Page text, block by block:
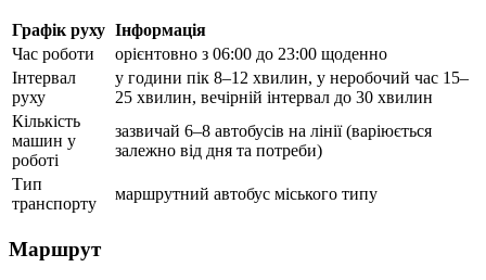
Графік руху Інформація
Час роботи
орієнтовно з 06:00 до 23:00 щоденно
Інтервал
руху
у години пік 8–12 хвилин, у неробочий час 15–
25 хвилин, вечірній інтервал до 30 хвилин
Кількість
машин у
роботі
зазвичай 6–8 автобусів на лінії (варіюється
залежно від дня та потреби)
Тип
транспорту
маршрутний автобус міського типу
Маршрут